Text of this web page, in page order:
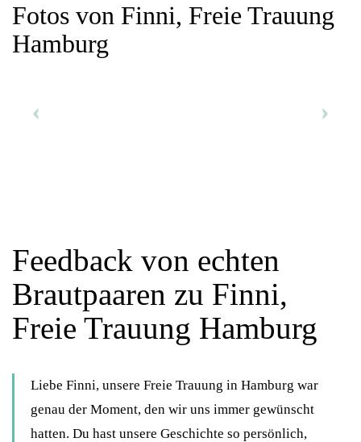
Fotos von Finni, Freie Trauung
Hamburg
Feedback von echten
Brautpaaren zu Finni,
Freie Trauung Hamburg
Liebe Finni, unsere Freie Trauung in Hamburg war
genau der Moment, den wir uns immer gewünscht
hatten. Du hast unsere Geschichte so persönlich,